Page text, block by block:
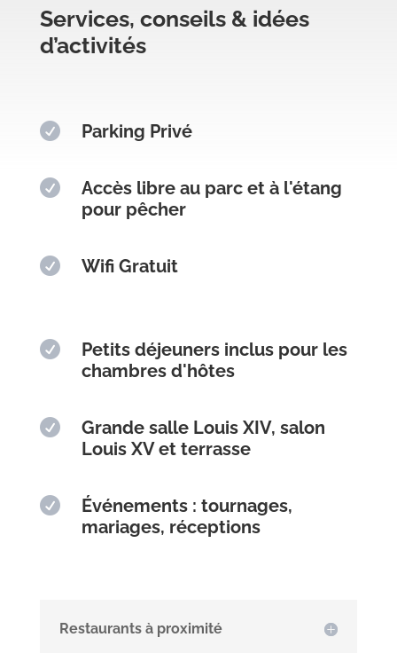
Services, conseils & idées
d’activités
 Parking Privé

Accès libre au parc et à l'étang
pour pêcher
 Wifi Gratuit

Petits déjeuners inclus pour les
chambres d'hôtes

Grande salle Louis XIV, salon
Louis XV et terrasse

Événements : tournages,
mariages, réceptions
Restaurants à proximité